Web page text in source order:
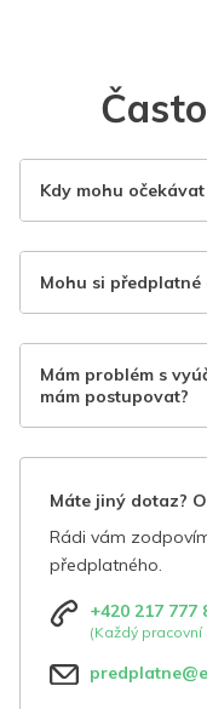
Kdy mohu
Mohu si
Mám problém s
mám postupovat?
Máte jiný dotaz?
Rádi vám
předplatného.
+420 217 777
(Každý pracovní